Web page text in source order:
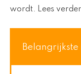
wordt. Lees
Belangrijkste